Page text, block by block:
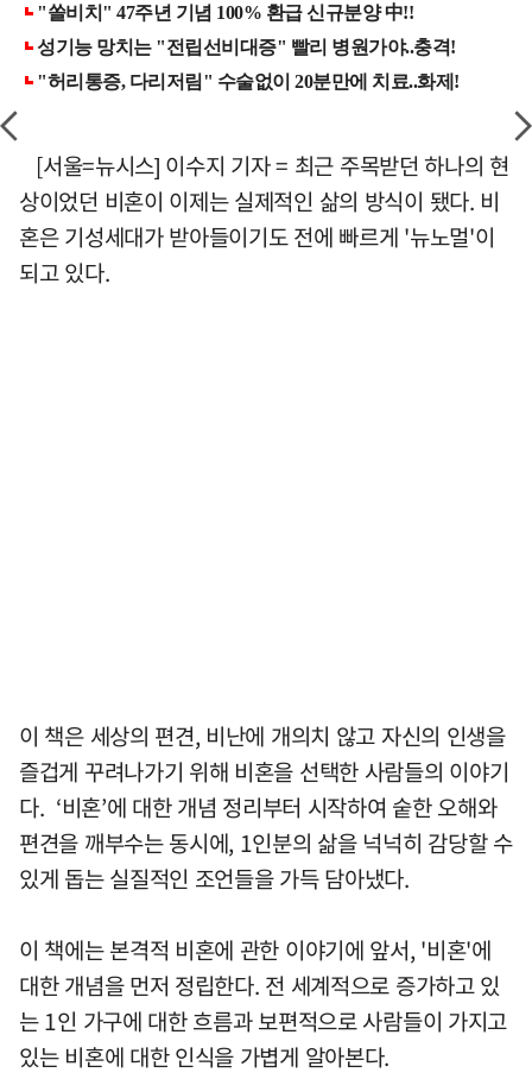
[서울=뉴시스] 이수지 기자 = 최근 주목받던 하나의 현
상이었던 비혼이 이제는 실제적인 삶의 방식이 됐다. 비
혼은 기성세대가 받아들이기도 전에 빠르게 '뉴노멀'이
되고 있다.
이 책은 세상의 편견, 비난에 개의치 않고 자신의 인생을
즐겁게 꾸려나가기 위해 비혼을 선택한 사람들의 이야기
다. ‘비혼’에 대한 개념 정리부터 시작하여 숱한 오해와
편견을 깨부수는 동시에, 1인분의 삶을 넉넉히 감당할 수
있게 돕는 실질적인 조언들을 가득 담아냈다.
이 책에는 본격적 비혼에 관한 이야기에 앞서, '비혼'에
대한 개념을 먼저 정립한다. 전 세계적으로 증가하고 있
는 1인 가구에 대한 흐름과 보편적으로 사람들이 가지고
있는 비혼에 대한 인식을 가볍게 알아본다.